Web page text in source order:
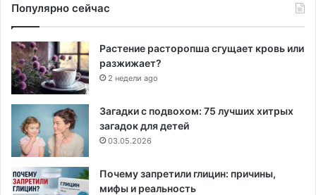
Популярно сейчас
Растение расторопша сгущает кровь или
разжижает?
2 недели ago
Загадки с подвохом: 75 лучших хитрых
загадок для детей
03.05.2026
Почему запретили глицин: причины,
мифы и реальность